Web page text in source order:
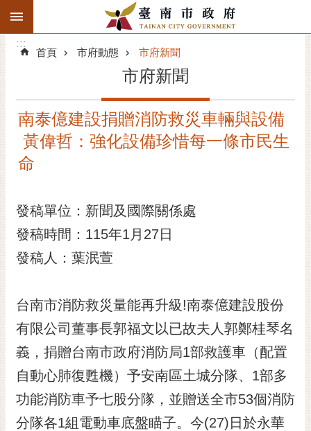
跳到主要內容區塊
搜
階
精彩府城
市府動態
市政資訊
黃
偉
哲
光
花
:::
:::
首頁 市府動態 市府新聞
市府新聞
南泰億建設捐贈消防救災車輛與設備
黃偉哲：強化設備珍惜每一條市民生
命
發稿單位：新聞及國際關係處
發稿時間：115年1月27日
發稿人：葉泯萱
台南市消防救災量能再升級!南泰億建設股份
有限公司董事長郭福文以已故夫人郭鄭桂琴名
義，捐贈台南市政府消防局1部救護車（配置
自動心肺復甦機）予安南區土城分隊、1部多
功能消防車予七股分隊，並贈送全市53個消防
分隊各1組電動車底盤瞄子。今(27)日於永華